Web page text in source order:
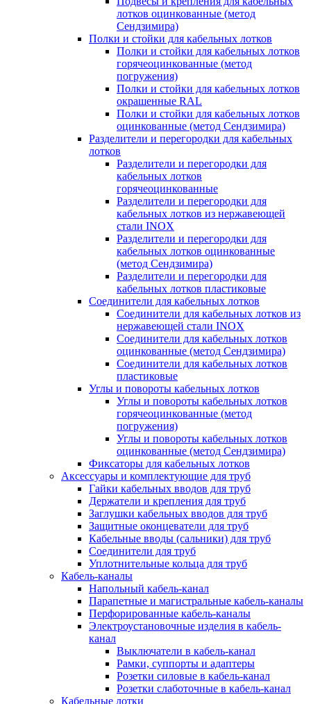
лотков оцинкованные (метод
Сендзимира)
Полки и стойки для кабельных лотков
Полки и стойки для кабельных лотков
горячеоцинкованные (метод
погружения)
Полки и стойки для кабельных лотков
окрашенные RAL
Полки и стойки для кабельных лотков
оцинкованные (метод Сендзимира)
Разделители и перегородки для кабельных
лотков
Разделители и перегородки для
кабельных лотков
горячеоцинкованные
Разделители и перегородки для
кабельных лотков из нержавеющей
стали INOX
Разделители и перегородки для
кабельных лотков оцинкованные
(метод Сендзимира)
Разделители и перегородки для
кабельных лотков пластиковые
Соединители для кабельных лотков
Соединители для кабельных лотков из
нержавеющей стали INOX
Соединители для кабельных лотков
оцинкованные (метод Сендзимира)
Соединители для кабельных лотков
пластиковые
Углы и повороты кабельных лотков
Углы и повороты кабельных лотков
горячеоцинкованные (метод
погружения)
Углы и повороты кабельных лотков
оцинкованные (метод Сендзимира)
Фиксаторы для кабельных лотков
Аксессуары и комплектующие для труб
Гайки кабельных вводов для труб
Держатели и крепления для труб
Заглушки кабельных вводов для труб
Защитные оконцеватели для труб
Кабельные вводы (сальники) для труб
Соединители для труб
Уплотнительные кольца для труб
Кабель-каналы
Напольный кабель-канал
Парапетные и магистральные кабель-каналы
Перфорированные кабель-каналы
Электроустановочные изделия в кабель-
канал
Выключатели в кабель-канал
Рамки, суппорты и адаптеры
Розетки силовые в кабель-канал
Розетки слаботочные в кабель-канал
Кабельные лотки